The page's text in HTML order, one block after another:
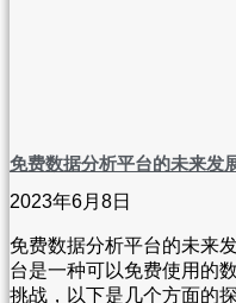
免费数据分析平台的未来发
2023年6月8日
免费数据分析平台的未来
台是一种可以免费使用的
挑战，以下是几个方面的